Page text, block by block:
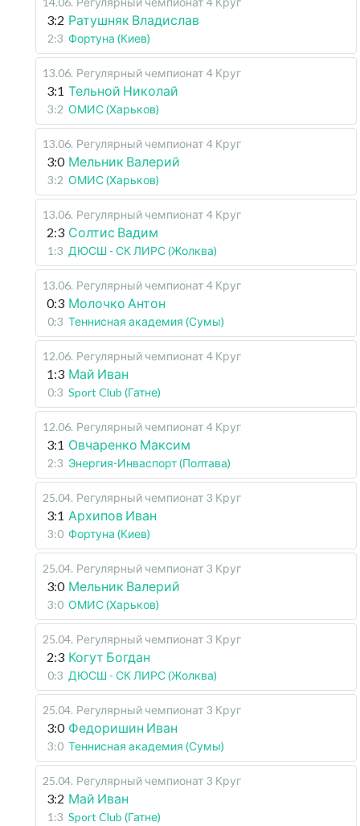
3:2 Ратушняк Владислав
2:3 Фортуна (Киев)
13.06. Регулярный чемпионат 4 Круг
3:1 Тельной Николай
3:2 ОМИС (Харьков)
13.06. Регулярный чемпионат 4 Круг
3:0 Мельник Валерий
3:2 ОМИС (Харьков)
13.06. Регулярный чемпионат 4 Круг
2:3 Солтис Вадим
1:3 ДЮСШ - СК ЛИРС (Жолква)
13.06. Регулярный чемпионат 4 Круг
0:3 Молочко Антон
0:3 Теннисная академия (Сумы)
12.06. Регулярный чемпионат 4 Круг
1:3 Май Иван
0:3 Sport Club (Гатне)
12.06. Регулярный чемпионат 4 Круг
3:1 Овчаренко Максим
2:3 Энергия-Инваспорт (Полтава)
25.04. Регулярный чемпионат 3 Круг
3:1 Архипов Иван
3:0 Фортуна (Киев)
25.04. Регулярный чемпионат 3 Круг
3:0 Мельник Валерий
3:0 ОМИС (Харьков)
25.04. Регулярный чемпионат 3 Круг
2:3 Когут Богдан
0:3 ДЮСШ - СК ЛИРС (Жолква)
25.04. Регулярный чемпионат 3 Круг
3:0 Федоришин Иван
3:0 Теннисная академия (Сумы)
25.04. Регулярный чемпионат 3 Круг
3:2 Май Иван
1:3 Sport Club (Гатне)